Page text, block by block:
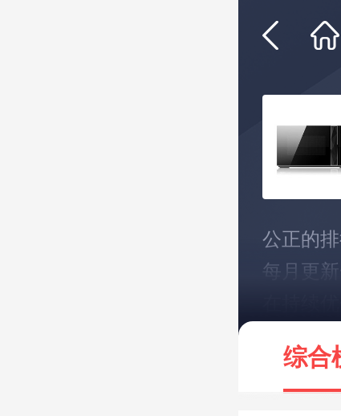
公正的
每月更
在持续
*说明：
综合